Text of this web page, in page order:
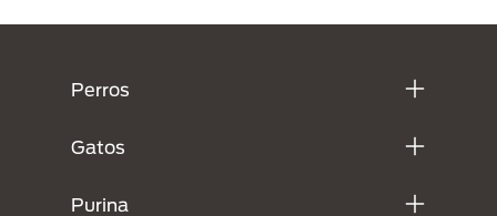
Perros
Gatos
Purina